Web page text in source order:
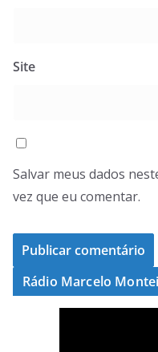
Site
Salvar meus dados
vez que eu comentar.
Rádio Marcelo